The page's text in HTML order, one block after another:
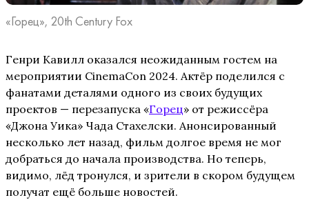
«Горец», 20th Century Fox
Генри Кавилл оказался неожиданным гостем на
мероприятии CinemaCon 2024. Актёр поделился с
фанатами деталями одного из своих будущих
проектов — перезапуска «Горец» от режиссёра
«Джона Уика» Чада Стахелски. Анонсированный
несколько лет назад, фильм долгое время не мог
добраться до начала производства. Но теперь,
видимо, лёд тронулся, и зрители в скором будущем
получат ещё больше новостей.